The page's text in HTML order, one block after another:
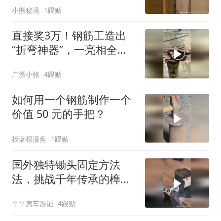
小熊秘境 1跟贴
直接奖3万！钢筋工造出
“折弯神器”，一亮相全场
广漂小骆 4跟贴
如何用一个钢筋制作一个
价值 50 元的手把？
板蓝根漫剪 1跟贴
国外独特锄头固定方法
法，挑战千年传承的榫卯
平平房车游记 4跟贴